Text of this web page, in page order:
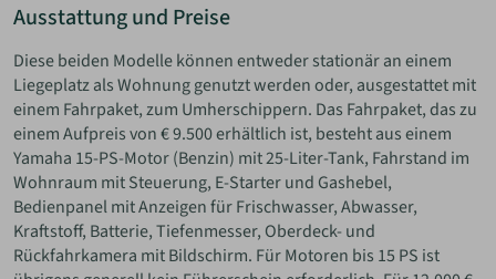
Ausstattung und Preise
Diese beiden Modelle können entweder stationär an einem
Liegeplatz als Wohnung genutzt werden oder, ausgestattet mit
einem Fahrpaket, zum Umherschippern. Das Fahrpaket, das zu
einem Aufpreis von € 9.500 erhältlich ist, besteht aus einem
Yamaha 15-PS-Motor (Benzin) mit 25-Liter-Tank, Fahrstand im
Wohnraum mit Steuerung, E-Starter und Gashebel,
Bedienpanel mit Anzeigen für Frischwasser, Abwasser,
Kraftstoff, Batterie, Tiefenmesser, Oberdeck- und
Rückfahrkamera mit Bildschirm. Für Motoren bis 15 PS ist